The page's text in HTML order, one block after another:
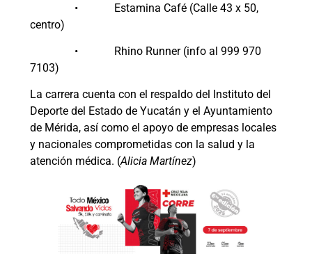
• Estamina Café (Calle 43 x 50,
centro)
• Rhino Runner (info al 999 970
7103)
La carrera cuenta con el respaldo del Instituto del
Deporte del Estado de Yucatán y el Ayuntamiento
de Mérida, así como el apoyo de empresas locales
y nacionales comprometidas con la salud y la
atención médica. (Alicia Martínez)